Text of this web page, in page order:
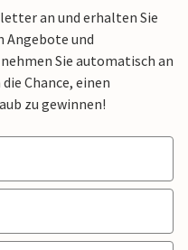
an und erhalten Sie
Angebote und
Sie automatisch an
Chance, einen
zu gewinnen!